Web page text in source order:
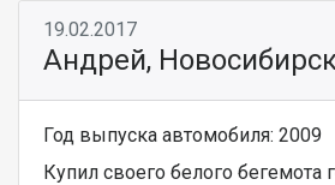
19.02.2017
Андрей,
Год выпуска автомобиля: 2009
Купил своего белого бегемота